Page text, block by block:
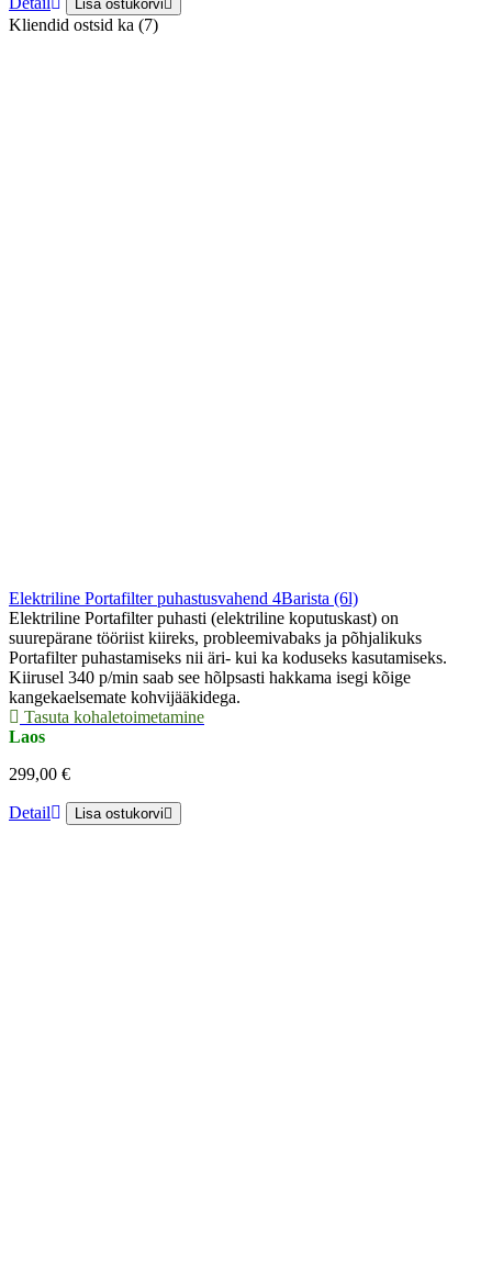
Lisa ostukorvi
Kliendid ostsid ka (7)
Elektriline Portafilter puhastusvahend 4Barista (6l)
Elektriline Portafilter puhasti (elektriline koputuskast) on
suurepärane tööriist kiireks, probleemivabaks ja põhjalikuks
Portafilter puhastamiseks nii äri- kui ka koduseks kasutamiseks.
Kiirusel 340 p/min saab see hõlpsasti hakkama isegi kõige
kangekaelsemate kohvijääkidega.
Tasuta kohaletoimetamine
Laos
299,00 €
Detail Lisa ostukorvi